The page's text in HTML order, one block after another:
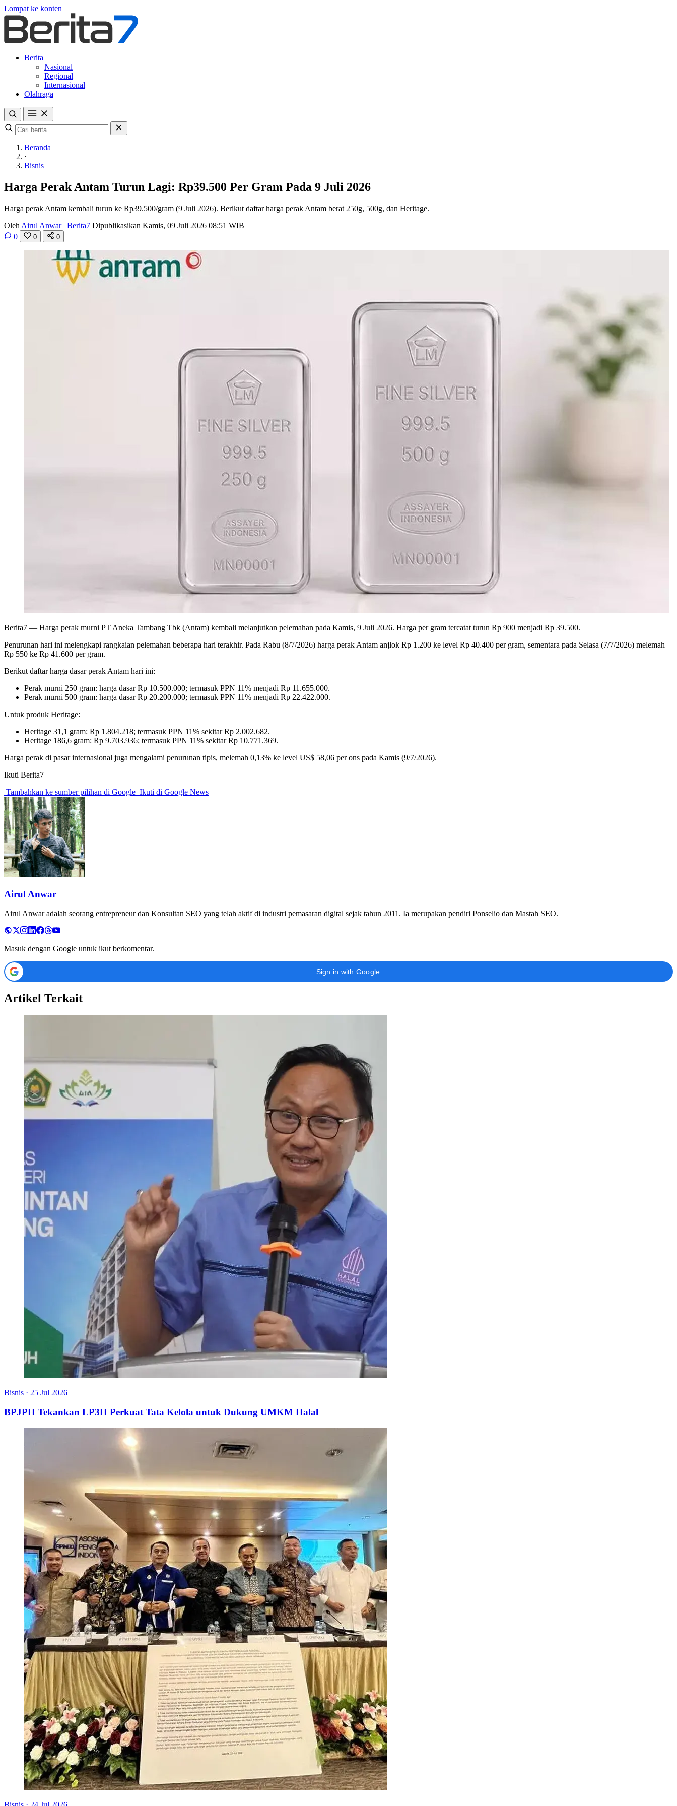
Lompat ke konten
Berita
Nasional
Regional
Internasional
Olahraga
Beranda
·
Bisnis
Harga Perak Antam Turun Lagi: Rp39.500 Per Gram Pada 9 Juli 2026
Harga perak Antam kembali turun ke Rp39.500/gram (9 Juli 2026). Berikut daftar harga perak Antam berat 250g, 500g, dan Heritage.
Oleh Airul Anwar | Berita7 Dipublikasikan Kamis, 09 Juli 2026 08:51 WIB
0
0 0
Berita7 — Harga perak murni PT Aneka Tambang Tbk (Antam) kembali melanjutkan pelemahan pada Kamis, 9 Juli 2026. Harga per gram tercatat turun Rp 900 menjadi Rp 39.500.
Penurunan hari ini melengkapi rangkaian pelemahan beberapa hari terakhir. Pada Rabu (8/7/2026) harga perak Antam anjlok Rp 1.200 ke level Rp 40.400 per gram, sementara pada Selasa (7/7/2026) melemah
Rp 550 ke Rp 41.600 per gram.
Berikut daftar harga dasar perak Antam hari ini:
Perak murni 250 gram: harga dasar Rp 10.500.000; termasuk PPN 11% menjadi Rp 11.655.000.
Perak murni 500 gram: harga dasar Rp 20.200.000; termasuk PPN 11% menjadi Rp 22.422.000.
Untuk produk Heritage:
Heritage 31,1 gram: Rp 1.804.218; termasuk PPN 11% sekitar Rp 2.002.682.
Heritage 186,6 gram: Rp 9.703.936; termasuk PPN 11% sekitar Rp 10.771.369.
Harga perak di pasar internasional juga mengalami penurunan tipis, melemah 0,13% ke level US$ 58,06 per ons pada Kamis (9/7/2026).
Ikuti Berita7
Tambahkan ke sumber pilihan di Google Ikuti di Google News
Airul Anwar
Airul Anwar adalah seorang entrepreneur dan Konsultan SEO yang telah aktif di industri pemasaran digital sejak tahun 2011. Ia merupakan pendiri Ponselio dan Mastah SEO.
Masuk dengan Google untuk ikut berkomentar.
Sign in with Google
Artikel Terkait
Bisnis · 25 Jul 2026
BPJPH Tekankan LP3H Perkuat Tata Kelola untuk Dukung UMKM Halal